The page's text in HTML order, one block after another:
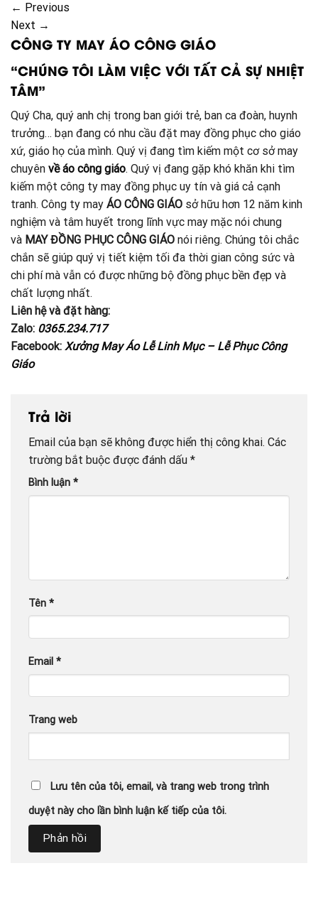
← Previous
Next →
CÔNG TY MAY ÁO CÔNG GIÁO
“CHÚNG TÔI LÀM VIỆC VỚI TẤT CẢ SỰ NHIỆT
TÂM”
Quý Cha, quý anh chị trong ban giới trẻ, ban ca đoàn, huynh
trưởng… bạn đang có nhu cầu đặt may đồng phục cho giáo
xứ, giáo họ của mình. Quý vị đang tìm kiếm một cơ sở may
chuyên về áo công giáo. Quý vị đang gặp khó khăn khi tìm
kiếm một công ty may đồng phục uy tín và giá cả cạnh
tranh. Công ty may ÁO CÔNG GIÁO sở hữu hơn 12 năm kinh
nghiệm và tâm huyết trong lĩnh vực may mặc nói chung
và MAY ĐỒNG PHỤC CÔNG GIÁO nói riêng. Chúng tôi chắc
chắn sẽ giúp quý vị tiết kiệm tối đa thời gian công sức và
chi phí mà vẫn có được những bộ đồng phục bền đẹp và
chất lượng nhất.
Liên hệ và đặt hàng:
Zalo: 0365.234.717
Facebook: Xưởng May Áo Lễ Linh Mục – Lễ Phục Công
Giáo
Trả lời
Email của bạn sẽ không được hiển thị công khai. Các
trường bắt buộc được đánh dấu *
Bình luận *
Tên *
Email *
Trang web
Lưu tên của tôi, email, và trang web trong trình
duyệt này cho lần bình luận kế tiếp của tôi.